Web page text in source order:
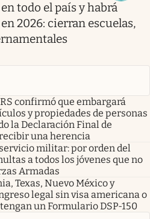
todo el país y habrá
2026: cierran escuelas,
confirmó que embargará
y propiedades de personas
la Declaración Final de
una herencia
militar: por orden del
a todos los jóvenes que no
Armadas
Texas, Nuevo México y
legal sin visa americana o
un Formulario DSP-150